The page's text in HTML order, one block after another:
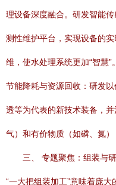
理设备深度融合。研发智能
测性维护平台，实现设备的
维，使水处理系统更加“智慧”。
节能降耗与资源回收：研发
透等为代表的新技术装备，
气）和有价物质（如磷、氮）
三、 专题聚焦：组装与
“一大把组装加工”意味着庞大